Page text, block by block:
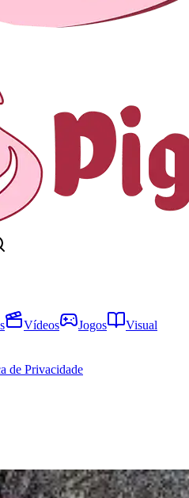
Vídeos Jogos
Visual
de Privacidade